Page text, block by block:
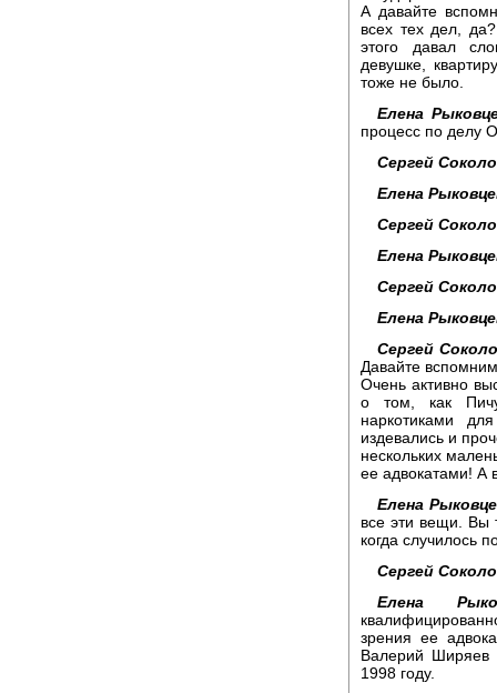
А давайте
всех тех дел,
этого давал
девушке,
тоже не было.
Елена
процесс по делу
Сергей
Елена
Сергей
Елена
Сергей
Елена
Сергей
Давайте
Очень активно
о том, как
наркотиками
издевались и
нескольких
ее адвокатами! А
Елена
все эти вещи. Вы
когда случилось
Сергей
Елена
зрения ее
Валерий Ширяев
1998 году.